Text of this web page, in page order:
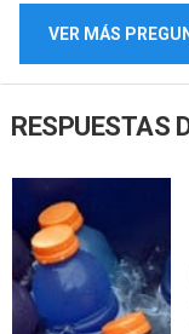
VER MÁS
RESPUESTAS